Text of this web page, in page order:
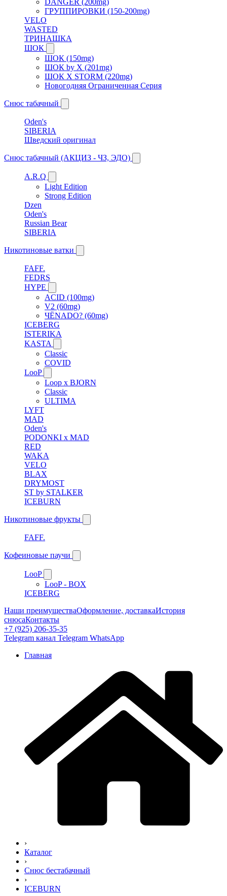
ГРУППИРОВКИ (150-200mg)
VELO
WASTED
ТРИНАШКА
ШОК
ШОК (150mg)
ШОК by X (201mg)
ШОК X STORM (220mg)
Новогодняя Ограниченная Серия
Снюс табачный
Oden's
SIBERIA
Шведский оригинал
Снюс табачный (АКЦИЗ - ЧЗ, ЭДО)
A.R.Q
Light Edition
Strong Edition
Dzen
Oden's
Russian Bear
SIBERIA
Никотиновые ватки
FAFF.
FEDRS
HYPE
ACID (100mg)
V2 (60mg)
ЧЁNADO? (60mg)
ICEBERG
ISTERIKA
KASTA
Classic
COVID
LooP
Loop x BJORN
Classic
ULTIMA
LYFT
MAD
Oden's
PODONKI x MAD
RED
WAKA
VELO
BLAX
DRYMOST
ST by STALKER
ICEBURN
Никотиновые фрукты
FAFF.
Кофеиновые паучи
LooP
LooP - BOX
ICEBERG
Наши преимуществаОформление, доставкаИстория
снюсаКонтакты
+7 (925) 206-35-35
Telegram канал Telegram WhatsApp
Главная
›
Каталог
›
Снюс бестабачный
›
ICEBURN